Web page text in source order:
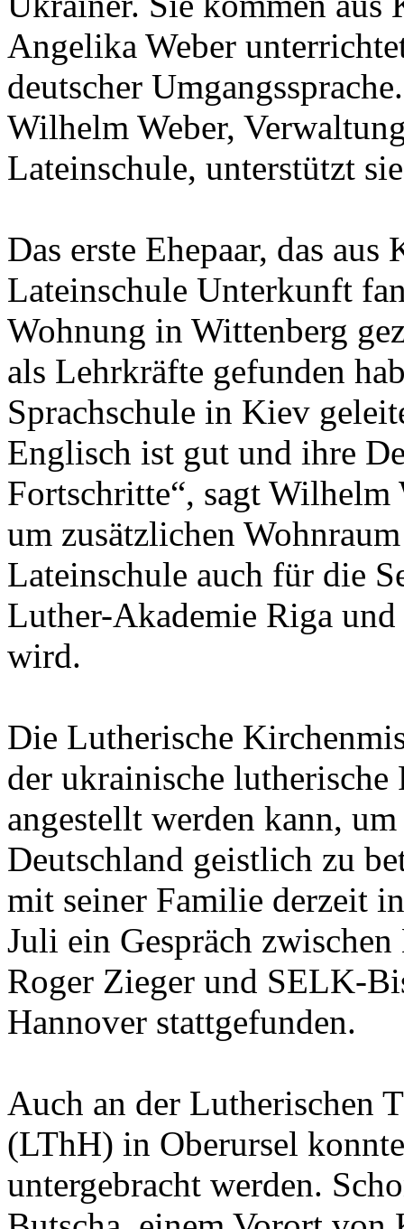
Angelika Weber
deutscher
Wilhelm Weber,
Lateinschule, unterstützt
Das erste Ehepaar, das
Lateinschule Unterkunft
Wohnung in Wittenberg
als Lehrkräfte gefunden
Sprachschule in Kiev
Englisch ist gut und ihre
Fortschritte“, sagt Wilhelm
um zusätzlichen
Lateinschule auch für die
Luther-Akademie Riga
wird.
Die Lutherische
der ukrainische
angestellt werden kann,
Deutschland geistlich zu
mit seiner Familie derzeit
Juli ein Gespräch
Roger Zieger und SELK-
Hannover stattgefunden.
Auch an der Lutherischen
(LThH) in Oberursel
untergebracht werden.